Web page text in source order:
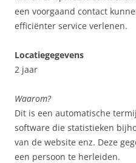
een voorgaand contact
efficiënter service verlenen.
Locatiegegevens
2 jaar
Waarom?
Dit is een automatische
software die statistieken
van de website enz. Deze
een persoon te herleiden.